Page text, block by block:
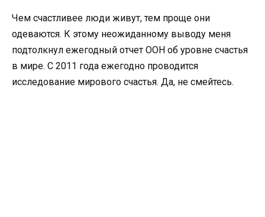
Чем счастливее люди живут, тем проще они
одеваются. К этому неожиданному выводу меня
подтолкнул ежегодный отчет ООН об уровне счастья
в мире. С 2011 года ежегодно проводится
исследование мирового счастья. Да, не смейтесь.